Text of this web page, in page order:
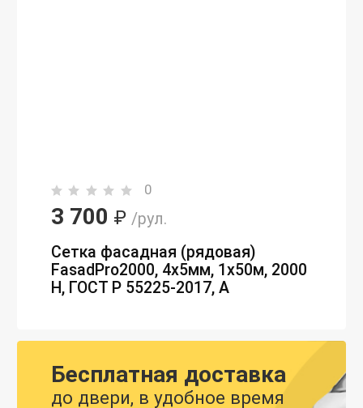
0
3 700 ₽ /рул.
Сетка фасадная (рядовая)
FasadPro2000, 4х5мм, 1х50м, 2000
Н, ГОСТ Р 55225-2017, А
Бесплатная доставка
до двери, в удобное время